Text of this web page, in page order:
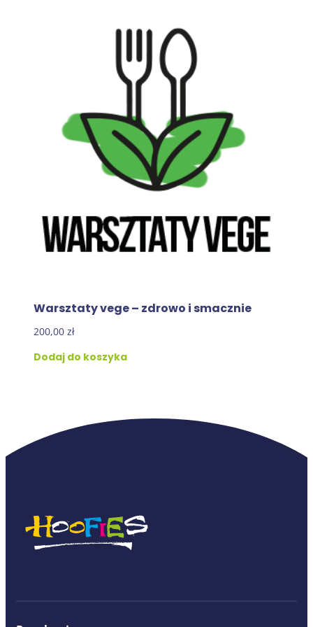
Warsztaty vege – zdrowo i smacznie
200,00 zł
Dodaj do koszyka